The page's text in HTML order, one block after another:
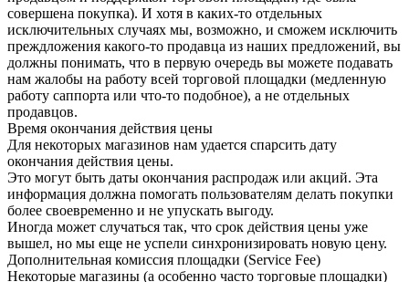
совершена покупка). И хотя в каких-то отдельных
исключительных случаях мы, возможно, и сможем исключить
преждложения какого-то продавца из наших предложений, вы
должны понимать, что в первую очередь вы можете подавать
нам жалобы на работу всей торговой площадки (медленную
работу саппорта или что-то подобное), а не отдельных
продавцов.
Время окончания действия цены
Для некоторых магазинов нам удается спарсить дату
окончания действия цены.
Это могут быть даты окончания распродаж или акций. Эта
информация должна помогать пользователям делать покупки
более своевременно и не упускать выгоду.
Иногда может случаться так, что срок действия цены уже
вышел, но мы еще не успели синхронизировать новую цену.
Дополнительная комиссия площадки (Service Fee)
Некоторые магазины (а особенно часто торговые площадки)